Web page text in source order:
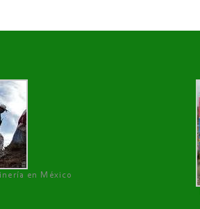
en México